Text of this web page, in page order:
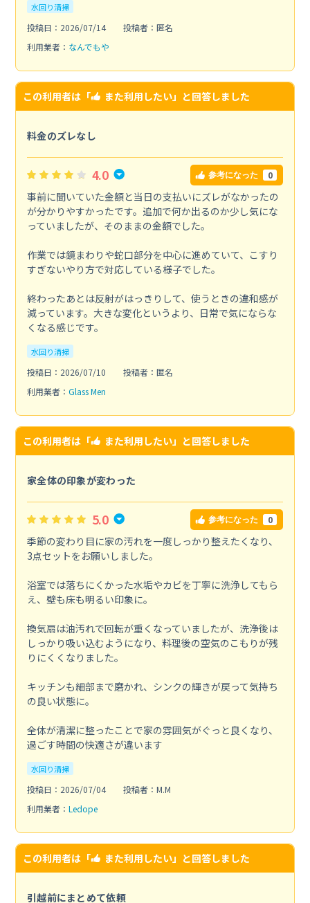
水回り清掃
投稿日：2026/07/14
投稿者：匿名
利用業者： なんでもや
この利用者は「 また利用したい」と回答しました
料金のズレなし
4.0 参考になった 0
事前に聞いていた金額と当日の支払いにズレがなかったの
が分かりやすかったです。追加で何か出るのか少し気にな
っていましたが、そのままの金額でした。
作業では鏡まわりや蛇口部分を中心に進めていて、こすり
すぎないやり方で対応している様子でした。
終わったあとは反射がはっきりして、使うときの違和感が
減っています。大きな変化というより、日常で気にならな
くなる感じです。
水回り清掃
投稿日：2026/07/10
投稿者：匿名
利用業者： Glass Men
この利用者は「 また利用したい」と回答しました
家全体の印象が変わった
5.0 参考になった 0
季節の変わり目に家の汚れを一度しっかり整えたくなり、
3点セットをお願いしました。
浴室では落ちにくかった水垢やカビを丁寧に洗浄してもら
え、壁も床も明るい印象に。
換気扇は油汚れで回転が重くなっていましたが、洗浄後は
しっかり吸い込むようになり、料理後の空気のこもりが残
りにくくなりました。
キッチンも細部まで磨かれ、シンクの輝きが戻って気持ち
の良い状態に。
全体が清潔に整ったことで家の雰囲気がぐっと良くなり、
過ごす時間の快適さが違います
水回り清掃
投稿日：2026/07/04
投稿者：M.M
利用業者： Ledope
この利用者は「 また利用したい」と回答しました
引越前にまとめて依頼